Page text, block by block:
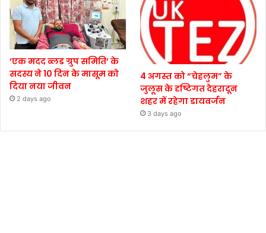
‘एक मदद ब्लड ग्रुप समिति’ के
सदस्य ने 10 दिन के मासूम को
दिया नया जीवन
2 days ago
4 अगस्त को “चेहलुम” के
जुलूस के दृष्टिगत देहरादून
शहर में रहेगा डायवर्जन
3 days ago